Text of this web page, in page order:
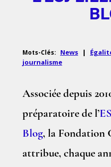
Mots-Clés: News |
journalisme
Associée depuis
préparatoire de l’
Blog, la Fondation
attribue, chaque